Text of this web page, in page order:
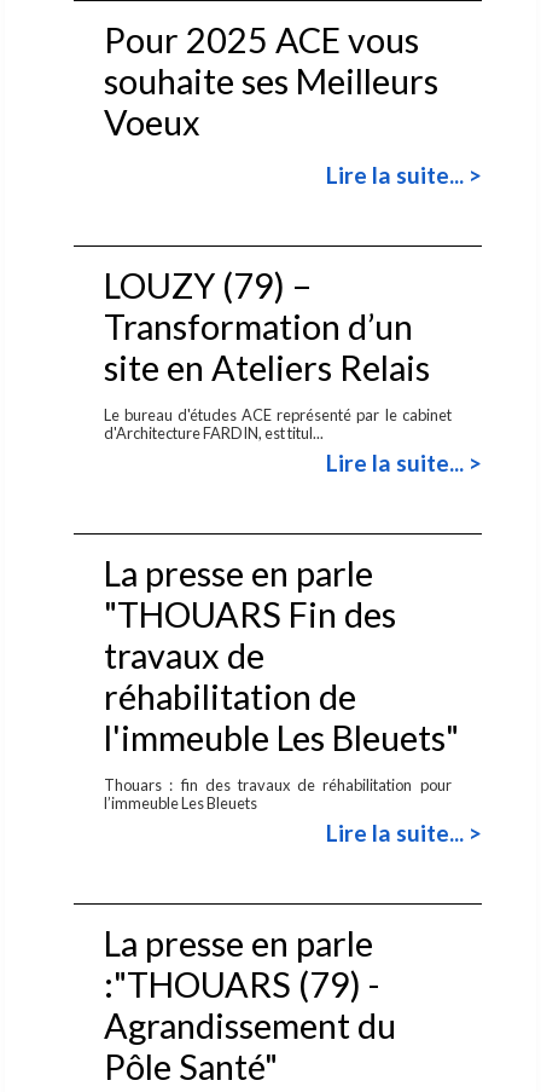
Pour 2025 ACE vous
souhaite ses Meilleurs
Voeux
Lire la suite... >
LOUZY (79) –
Transformation d’un
site en Ateliers Relais
Le bureau d'études ACE représenté par le cabinet
d'Architecture FARDIN, est titul...
Lire la suite... >
La presse en parle
"THOUARS Fin des
travaux de
réhabilitation de
l'immeuble Les Bleuets"
Thouars : fin des travaux de réhabilitation pour
l’immeuble Les Bleuets
Lire la suite... >
La presse en parle
:"THOUARS (79) -
Agrandissement du
Pôle Santé"